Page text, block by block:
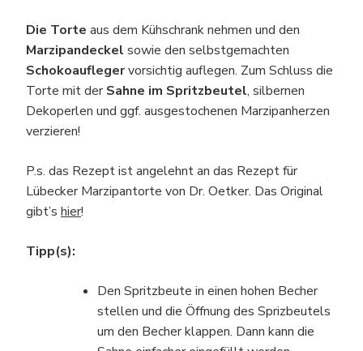
Die Torte aus dem Kühschrank nehmen und den
Marzipandeckel sowie den selbstgemachten
Schokoauflegervorsichtig auflegen. Zum Schluss die
Torte mit derSahne im Spritzbeutel, silbernen
Dekoperlen und ggf. ausgestochenen Marzipanherzen
verzieren!
P.s. das Rezept ist angelehnt an das Rezept für
Lübecker Marzipantorte von Dr. Oetker. Das Original
gibt’s hier!
Tipp(s):
Den Spritzbeute in einen hohen Becher
stellen und die Öffnung des Sprizbeutels
um den Becher klappen. Dann kann die